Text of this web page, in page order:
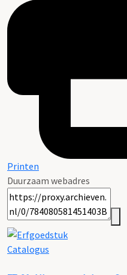
Printen
Duurzaam webadres
Catalogus